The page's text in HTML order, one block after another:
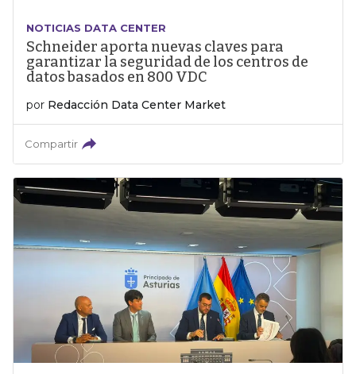
NOTICIAS DATA CENTER
Schneider aporta nuevas claves para
garantizar la seguridad de los centros de
datos basados en 800 VDC
por Redacción Data Center Market
Compartir